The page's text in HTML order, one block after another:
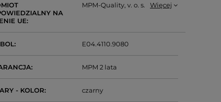
NA
UE
MPM-Quality, v. o. s. Więcej
E04.4110.9080
MPM 2 lata
- KOLOR czarny